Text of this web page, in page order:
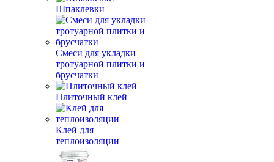
Шпаклевки
Смеси для укладки
тротуарной плитки и
брусчатки
Плиточный клей
Клей для
теплоизоляции